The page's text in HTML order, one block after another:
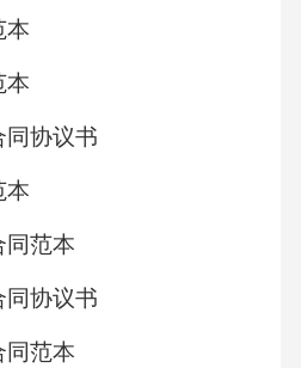
项目所在地有管辖权的
七条第三方介入的意义
利进行。7.2丁方的参
可行性和盈利能力，并
的加入，能够丰富项目
的竞争力和市场占有
的目的和意义8.1甲方作
制定项目的目标和方
本
本
同协议书
本
同范本
同协议书
同范本